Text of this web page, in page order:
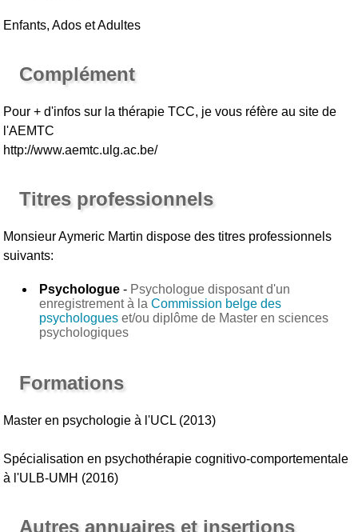
Enfants, Ados et Adultes
Complément
Pour + d'infos sur la thérapie TCC, je vous réfère au site de
l'AEMTC
http://www.aemtc.ulg.ac.be/
Titres professionnels
Monsieur Aymeric Martin dispose des titres professionnels
suivants:
Psychologue - Psychologue disposant d'un
enregistrement à laCommission belge des
psychologues et/ou diplôme de Master en sciences
psychologiques
Formations
Master en psychologie à l'UCL (2013)
Spécialisation en psychothérapie cognitivo-comportementale
à l'ULB-UMH (2016)
Autres annuaires et insertions